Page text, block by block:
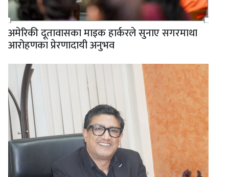
अमेरिकी दूतावासका माइक हार्करले सुनाए सगरमाथा
आरोहणका प्रेरणादायी अनुभव